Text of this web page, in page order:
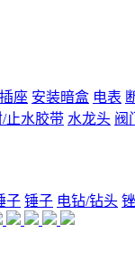
座 安装暗盒 电表
/止水胶带 水龙头 阀门
子 锤子 电钻/钻头